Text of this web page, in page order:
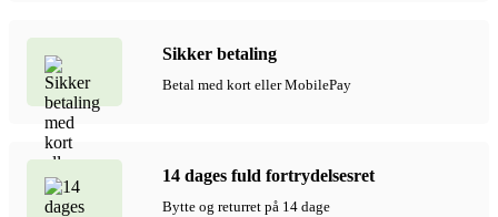
Komplet
(80/60-
Sikker betaling
Betal med kort eller MobilePay
14 dages fuld fortrydelsesret
Bytte og returret på 14 dage